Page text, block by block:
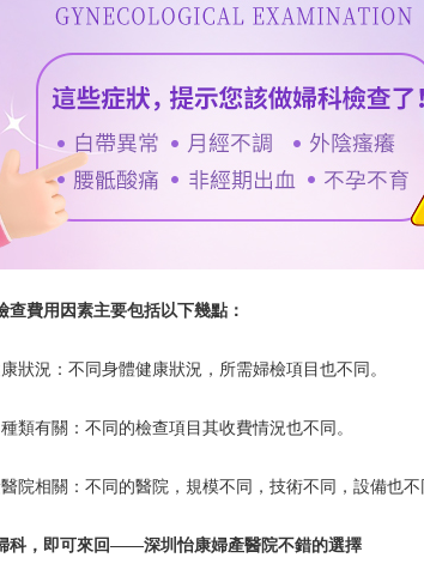
查費用因素主要包括以下幾點：
狀況：不同身體健康狀況，所需婦檢項目也不同。
類有關：不同的檢查項目其收費情況也不同。
院相關：不同的醫院，規模不同，技術不同，設備也不
科，即可來回——深圳怡康婦產醫院不錯的選擇